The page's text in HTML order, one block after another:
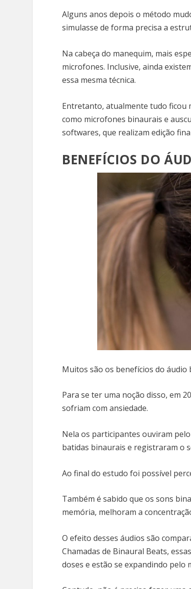
Alguns anos depois o método
simulasse de forma precisa a
Na cabeça do manequim, mais
microfones. Inclusive, ainda
essa mesma técnica.
Entretanto, atualmente tudo ficou
como microfones binaurais e
softwares, que realizam edição
BENEFÍCIOS DO
Muitos são os benefícios do
Para se ter uma noção disso, em
sofriam com ansiedade.
Nela os participantes ouviram
batidas binaurais e registraram o
Ao final do estudo foi possível
Também é sabido que os sons
memória, melhoram a
O efeito desses áudios são
Chamadas de Binaural Beats,
doses e estão se expandindo pelo